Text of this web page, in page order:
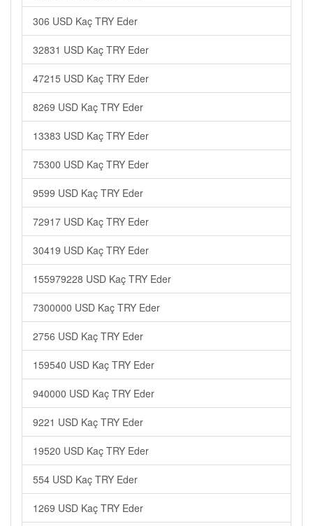
306 USD Kaç TRY Eder
32831 USD Kaç TRY Eder
47215 USD Kaç TRY Eder
8269 USD Kaç TRY Eder
13383 USD Kaç TRY Eder
75300 USD Kaç TRY Eder
9599 USD Kaç TRY Eder
72917 USD Kaç TRY Eder
30419 USD Kaç TRY Eder
155979228 USD Kaç TRY Eder
7300000 USD Kaç TRY Eder
2756 USD Kaç TRY Eder
159540 USD Kaç TRY Eder
940000 USD Kaç TRY Eder
9221 USD Kaç TRY Eder
19520 USD Kaç TRY Eder
554 USD Kaç TRY Eder
1269 USD Kaç TRY Eder